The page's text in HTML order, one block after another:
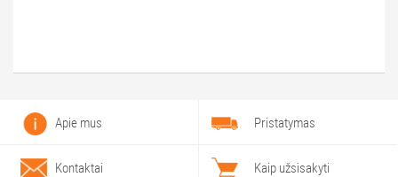
Apie mus Pristatymas
Kontaktai Kaip užsisakyti